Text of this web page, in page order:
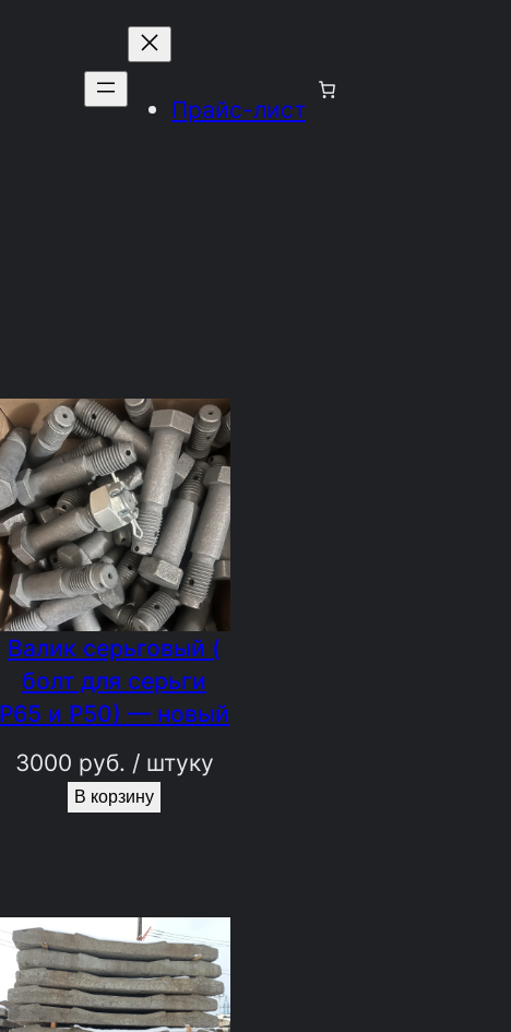
Прайс-лист
Валик серьговый (
болт для серьги
Р65 и Р50) — новый
3000 руб. / штуку
В корзину